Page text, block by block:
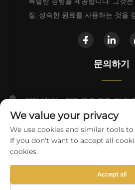
질, 성숙한 원료를 사용하는 것을
문의하기
양탄 애비뉴, 양동 물류 공원, 탄 타
+86 13923680051
[email protected]
Copyright © Heyuan Wanli Technology
We value your privacy
We use cookies and similar tools
If you don't want to accept all
cookies.
Accept all